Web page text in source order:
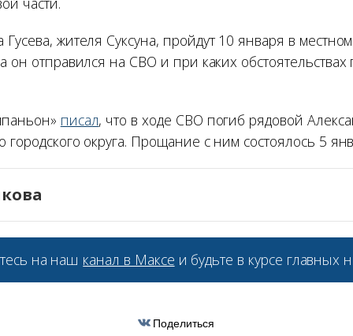
жителя Суксуна, пройдут 10 января в
он отправился на СВО и при каких обстоятельствах
писал, что в ходе СВО погиб рядовой
городского округа. Прощание с ним состоялось 5
на наш канал в Максе и будьте в курсе главных
Поделиться